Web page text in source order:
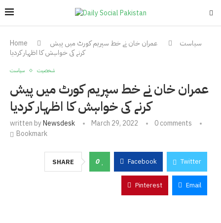
Home سیاست
عمران خان نے خط سپریم کورٹ میں پیش
کرنے کی خواہش کا اظہار کردیا
سیاست شخصیت
عمران خان نے خط سپریم کورٹ میں پیش
کرنے کی خواہش کا اظہار کردیا
written byNewsdesk March 29, 2022
0 comments
Bookmark
SHARE 0 Facebook Twitter
Pinterest Email